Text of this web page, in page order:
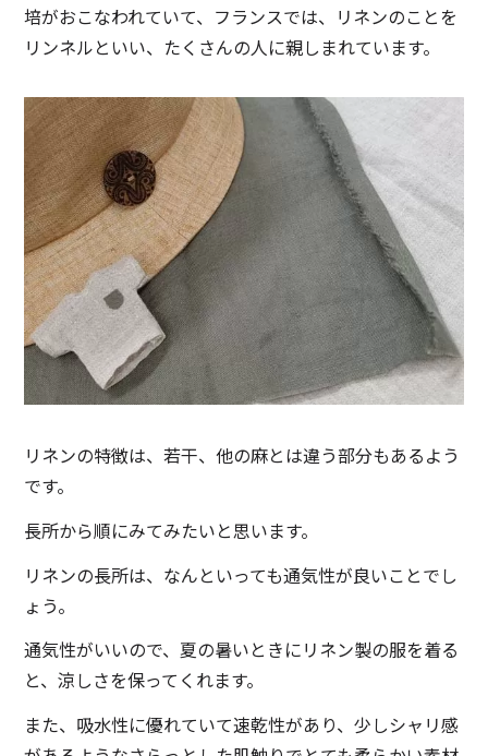
培がおこなわれていて、フランスでは、リネンのことを
リンネルといい、たくさんの人に親しまれています。
リネンの特徴は、若干、他の麻とは違う部分もあるよう
です。
長所から順にみてみたいと思います。
リネンの長所は、なんといっても通気性が良いことでし
ょう。
通気性がいいので、夏の暑いときにリネン製の服を着る
と、涼しさを保ってくれます。
また、吸水性に優れていて速乾性があり、少しシャリ感